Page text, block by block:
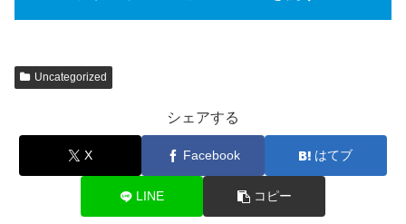
Uncategorized
シェアする
X Facebook はてブ
LINE コピー